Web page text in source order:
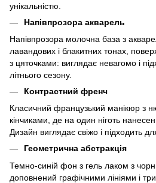
унікальністю.
Напівпрозора акварель
Напівпрозора молочна база з
лавандових і блакитних тонах,
з цяточками: виглядає невагомо і
літнього сезону.
Контрастний френч
Класичний французький манікюр з
кінчиками, де на один ніготь
Дизайн виглядає свіжо і підходить
Геометрична абстракція
Темно-синій фон з гель лаком з
доповнений графічними лініями і